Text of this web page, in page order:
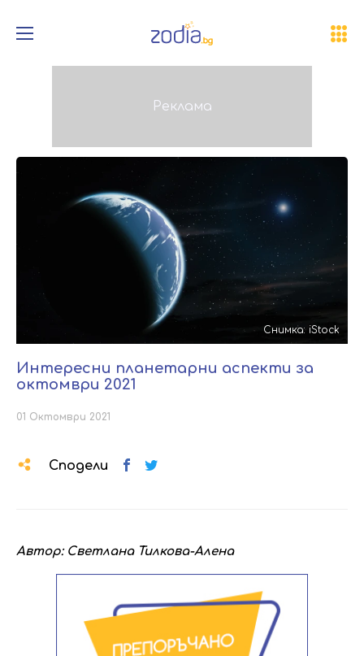
Снимка: iStock
Интересни планетарни аспекти за
октомври 2021
01 Октомври 2021
Сподели
Автор: Светлана Тилкова-Алена